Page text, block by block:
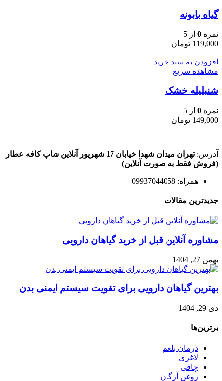
گیاه بابونه
نمره 0 از 5
119,000 تومان
افزودن به سبد خرید
مشاهده سریع
شنبلیله خشک
نمره 0 از 5
149,000 تومان
آدرس:تهران میدان شهدا خیابان 17 شهریور آنلاین شاپ کافه عطار
(فروش فقط به صورت آنلاین)
همراه: 09937044058
جدیدترین مقالات
مشاوره آنلاین قبل از خرید گیاهان دارویی
بهمن 27, 1404
بهترین گیاهان دارویی برای تقویت سیستم ایمنی بدن
دی 29, 1404
برترین‌ها
درمان بلغم
لاغری
چاقی
روغن آرگان